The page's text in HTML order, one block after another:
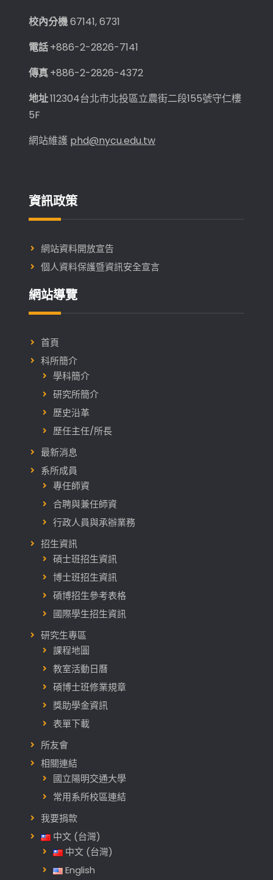
校內分機67141, 6731
電話+886-2-2826-7141
傳真+886-2-2826-4372
地址112304台北市北投區立農街二段155號守仁樓
5F
網站維護 phd@nycu.edu.tw
資訊政策
網站資料開放宣告
個人資料保護暨資訊安全宣言
網站導覽
首頁
科所簡介
學科簡介
研究所簡介
歷史沿革
歷任主任/所長
最新消息
系所成員
專任師資
合聘與兼任師資
行政人員與承辦業務
招生資訊
碩士班招生資訊
博士班招生資訊
碩博招生參考表格
國際學生招生資訊
研究生專區
課程地圖
教室活動日曆
碩博士班修業規章
獎助學金資訊
表單下載
所友會
相關連結
國立陽明交通大學
常用系所校區連結
我要捐款
中文 (台灣)
中文 (台灣)
English